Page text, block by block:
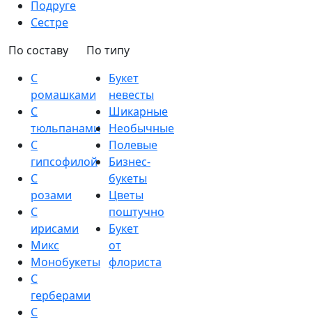
Подруге
Сестре
По составу
С
ромашками
С
тюльпанами
С
гипсофилой
С
розами
С
ирисами
Микс
Монобукеты
С
герберами
С
По типу
Букет
невесты
Шикарные
Необычные
Полевые
Бизнес-
букеты
Цветы
поштучно
Букет
от
флориста